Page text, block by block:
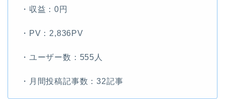
・収益：0円
・PV：2,836PV
・ユーザー数：555人
・月間投稿記事数：32記事